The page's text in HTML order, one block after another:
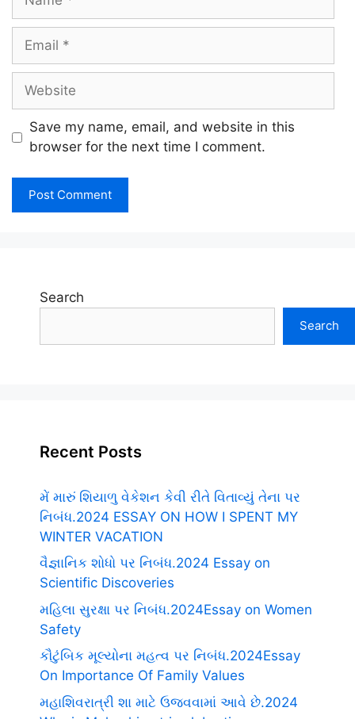
Email
Website
Save my name, email, and website in this
browser for the next time I comment.
Search
Search
Recent Posts
મેં મારું શિયાળુ વેકેશન કેવી રીતે વિતાવ્યું તેના પર
નિબંધ.2024 ESSAY ON HOW I SPENT MY
WINTER VACATION
વૈજ્ઞાનિક શોધો પર નિબંધ.2024 Essay on
Scientific Discoveries
મહિલા સુરક્ષા પર નિબંધ.2024Essay on Women
Safety
કૌટુંબિક મૂલ્યોના મહત્વ પર નિબંધ.2024Essay
On Importance Of Family Values
મહાશિવરાત્રી શા માટે ઉજવવામાં આવે છે.2024